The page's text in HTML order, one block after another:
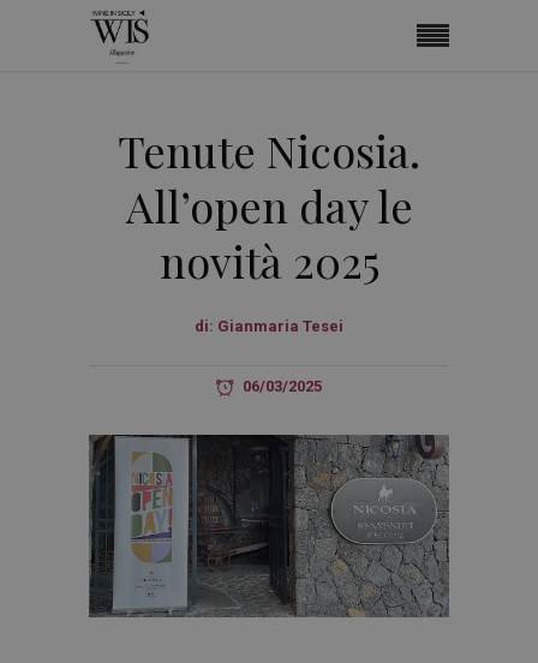
Tenute Nicosia.
All’open day le
novità 2025
di: Gianmaria Tesei
06/03/2025